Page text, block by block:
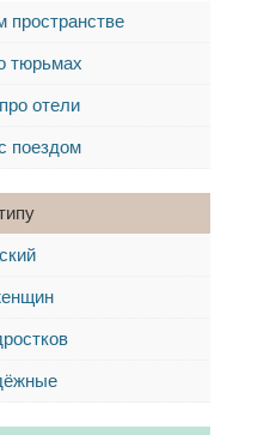
тюрьмах
отели
поездом